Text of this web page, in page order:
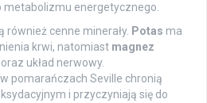
metabolizmu energetycznego.
również cenne minerały. Potas ma
krwi, natomiast magnez
układ nerwowy.
pomarańczach Seville chronią
i przyczyniają się do